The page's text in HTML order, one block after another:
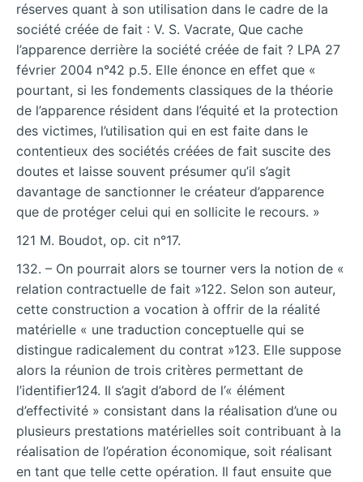
réserves quant à son utilisation dans le cadre de la
société créée de fait : V. S. Vacrate, Que cache
l’apparence derrière la société créée de fait ? LPA 27
février 2004 n°42 p.5. Elle énonce en effet que «
pourtant, si les fondements classiques de la théorie
de l’apparence résident dans l’équité et la protection
des victimes, l’utilisation qui en est faite dans le
contentieux des sociétés créées de fait suscite des
doutes et laisse souvent présumer qu’il s’agit
davantage de sanctionner le créateur d’apparence
que de protéger celui qui en sollicite le recours. »
121 M. Boudot, op. cit n°17.
132. – On pourrait alors se tourner vers la notion de «
relation contractuelle de fait »122. Selon son auteur,
cette construction a vocation à offrir de la réalité
matérielle « une traduction conceptuelle qui se
distingue radicalement du contrat »123. Elle suppose
alors la réunion de trois critères permettant de
l’identifier124. Il s’agit d’abord de l’« élément
d’effectivité » consistant dans la réalisation d’une ou
plusieurs prestations matérielles soit contribuant à la
réalisation de l’opération économique, soit réalisant
en tant que telle cette opération. Il faut ensuite que